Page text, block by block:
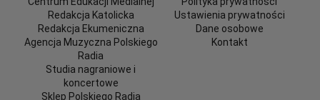
Redakcja Katolicka
Redakcja Ekumeniczna
Agencja Muzyczna Polskiego
Radia
Studia nagraniowe i
koncertowe
Sklep Polskiego Radia
Ustawienia prywatności
Dane osobowe
Kontakt